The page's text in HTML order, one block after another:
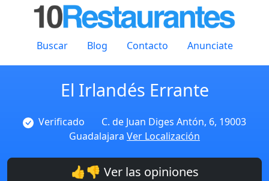
Buscar Blog Contacto Anunciate
El Irlandés Errante
Verificado
C. de Juan Diges Antón, 6, 19003
Guadalajara Ver Localización
👍👎 Ver las opiniones